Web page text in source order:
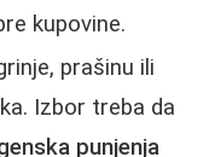
kupovine.
prašinu ili
Izbor treba da
punjenja